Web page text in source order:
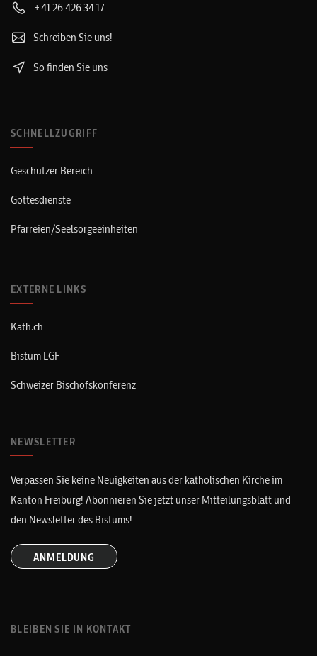
+41 26 426 34 17
Schreiben Sie uns!
So finden Sie uns
SCHNELLZUGRIFF
Geschützer Bereich
Gottesdienste
Pfarreien/Seelsorgeeinheiten
EXTERNE LINKS
Kath.ch
Bistum LGF
Schweizer Bischofskonferenz
NEWSLETTER
Verpassen Sie keine Neuigkeiten aus der katholischen Kirche im
Kanton Freiburg! Abonnieren Sie jetzt unser Mitteilungsblatt und
den Newsletter des Bistums!
ANMELDUNG
BLEIBEN SIE IN KONTAKT